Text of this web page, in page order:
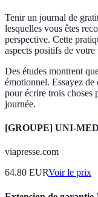
Tenir un journal de
lesquelles vous êtes
perspective. Cette
aspects positifs de
Des études montrent
émotionnel. Essayez de
pour écrire trois choses
journée.
[GROUPE] UNI-
viapresse.com
64.80 EURVoir le prix